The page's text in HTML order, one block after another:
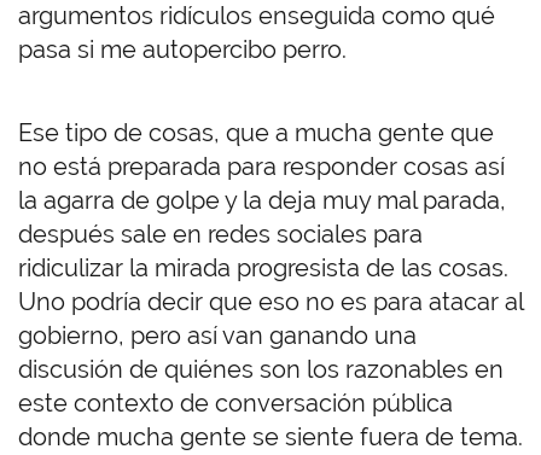
argumentos ridículos enseguida como qué
pasa si me autopercibo perro.
Ese tipo de cosas, que a mucha gente que
no está preparada para responder cosas así
la agarra de golpe y la deja muy mal parada,
después sale en redes sociales para
ridiculizar la mirada progresista de las cosas.
Uno podría decir que eso no es para atacar al
gobierno, pero así van ganando una
discusión de quiénes son los razonables en
este contexto de conversación pública
donde mucha gente se siente fuera de tema.